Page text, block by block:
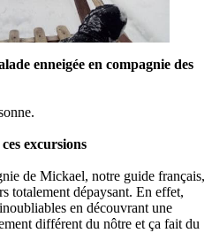
enneigée en compagnie des
excursions
de Mickael, notre guide français,
totalement dépaysant. En effet,
en découvrant une
différent du nôtre et ça fait du